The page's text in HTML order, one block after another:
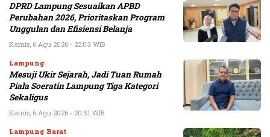
DPRD Lampung Sesuaikan APBD
Perubahan 2026, Prioritaskan Program
Unggulan dan Efisiensi Belanja
Kamis, 6 Agu 2026 - 22:03 WIB
Lampung
Mesuji Ukir Sejarah, Jadi Tuan Rumah
Piala Soeratin Lampung Tiga Kategori
Sekaligus
Kamis, 6 Agu 2026 - 20:31 WIB
Lampung Barat